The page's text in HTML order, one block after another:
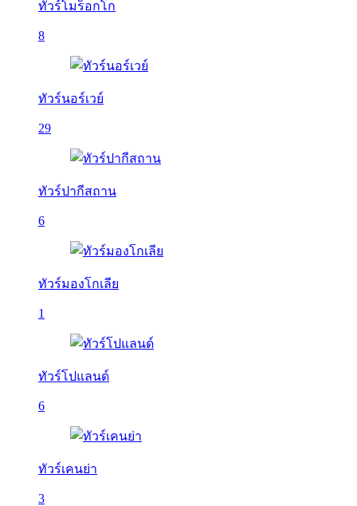
ทัวร์โมร็อกโก
8
ทัวร์นอร์เวย์
29
ทัวร์ปากีสถาน
6
ทัวร์มองโกเลีย
1
ทัวร์โปแลนด์
6
ทัวร์เคนย่า
3